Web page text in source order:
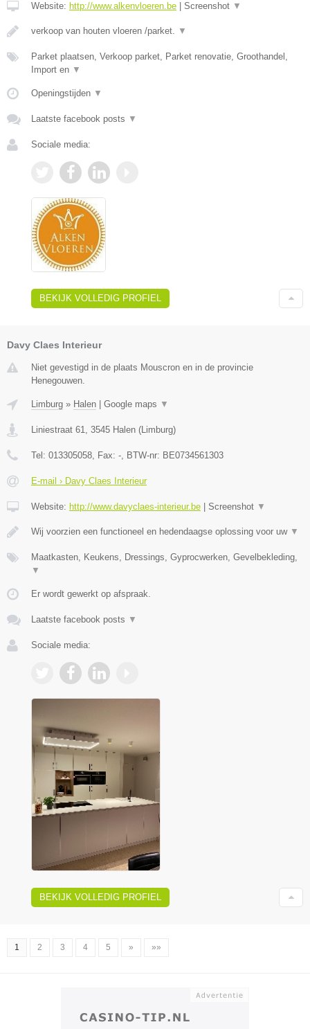
Website: http://www.alkenvloeren.be Screenshot ▼
verkoop van houten vloeren /parket. ▼
Parket plaatsen, Verkoop parket, Parket renovatie, Groothandel,
Import en ▼
Openingstijden ▼
Laatste facebook posts ▼
Sociale media:
BEKIJK VOLLEDIG PROFIEL
Davy Claes Interieur
Niet gevestigd in de plaats Mouscron en in de provincie
Henegouwen.
Limburg » Halen Google maps ▼
Liniestraat 61, 3545 Halen (Limburg)
Tel: 013305058, Fax: -, BTW-nr: BE0734561303
E-mail › Davy Claes Interieur
Website: http://www.davyclaes-interieur.be Screenshot ▼
Wij voorzien een functioneel en hedendaagse oplossing voor uw ▼
Maatkasten, Keukens, Dressings, Gyprocwerken, Gevelbekleding,
▼
Er wordt gewerkt op afspraak.
Laatste facebook posts ▼
Sociale media:
BEKIJK VOLLEDIG PROFIEL
1 2 3 4 5 » »»